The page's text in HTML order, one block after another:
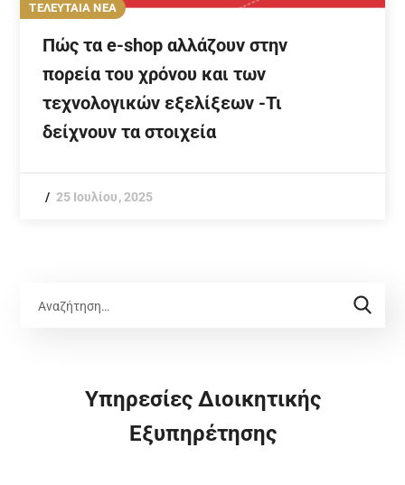
ΤΕΛΕΥΤΑΙΑ ΝΕΑ
Πώς τα e-shop αλλάζουν στην
πορεία του χρόνου και των
τεχνολογικών εξελίξεων -Τι
δείχνουν τα στοιχεία
25 Ιουλίου, 2025
Υπηρεσίες Διοικητικής
Εξυπηρέτησης